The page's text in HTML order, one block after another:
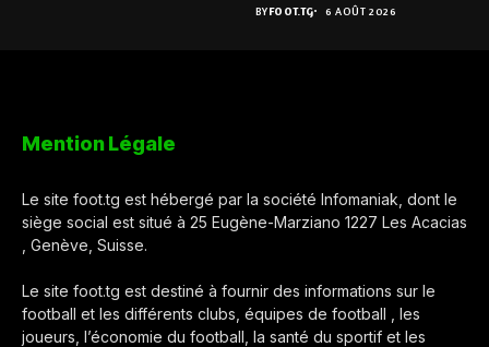
BYFOOT.TG 6 AOÛT 2026
Mention Légale
Le site foot.tg est hébergé par la société Infomaniak, dont le
siège social est situé à 25 Eugène-Marziano 1227 Les Acacias
, Genève, Suisse.
Le site foot.tg est destiné à fournir des informations sur le
football et les différents clubs, équipes de football , les
joueurs, l’économie du football, la santé du sportif et les